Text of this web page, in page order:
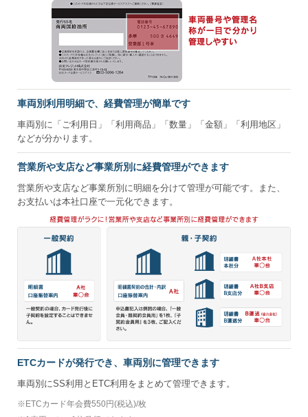
車両別利用明細で、経費管理が簡単です
車両別に「ご利用日」「利用商品」「数量」「金額」「利用地区」
などが分かります。
営業所や支店など事業所別に経費管理ができます
営業所や支店など事業所別に明細を分けて管理が可能です。また、
お支払いは本社口座で一元化できます。
ETCカードが発行でき、車両別に管理できます
車両別にSS利用とETC利用をまとめて管理できます。
※ ETCカード年会費550円(税込)/枚